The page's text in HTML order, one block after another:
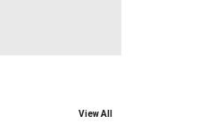
View All